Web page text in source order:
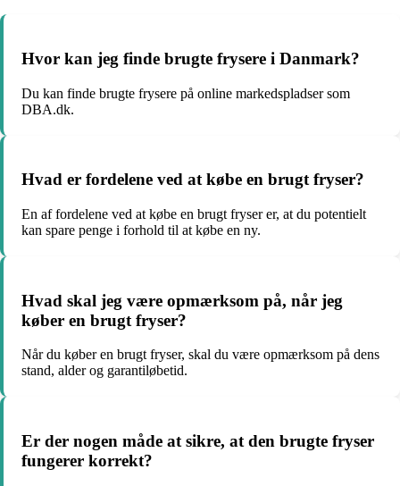
Hvor kan jeg finde brugte frysere i Danmark?
Du kan finde brugte frysere på online markedspladser som
DBA.dk.
Hvad er fordelene ved at købe en brugt fryser?
En af fordelene ved at købe en brugt fryser er, at du potentielt
kan spare penge i forhold til at købe en ny.
Hvad skal jeg være opmærksom på, når jeg
køber en brugt fryser?
Når du køber en brugt fryser, skal du være opmærksom på dens
stand, alder og garantiløbetid.
Er der nogen måde at sikre, at den brugte fryser
fungerer korrekt?